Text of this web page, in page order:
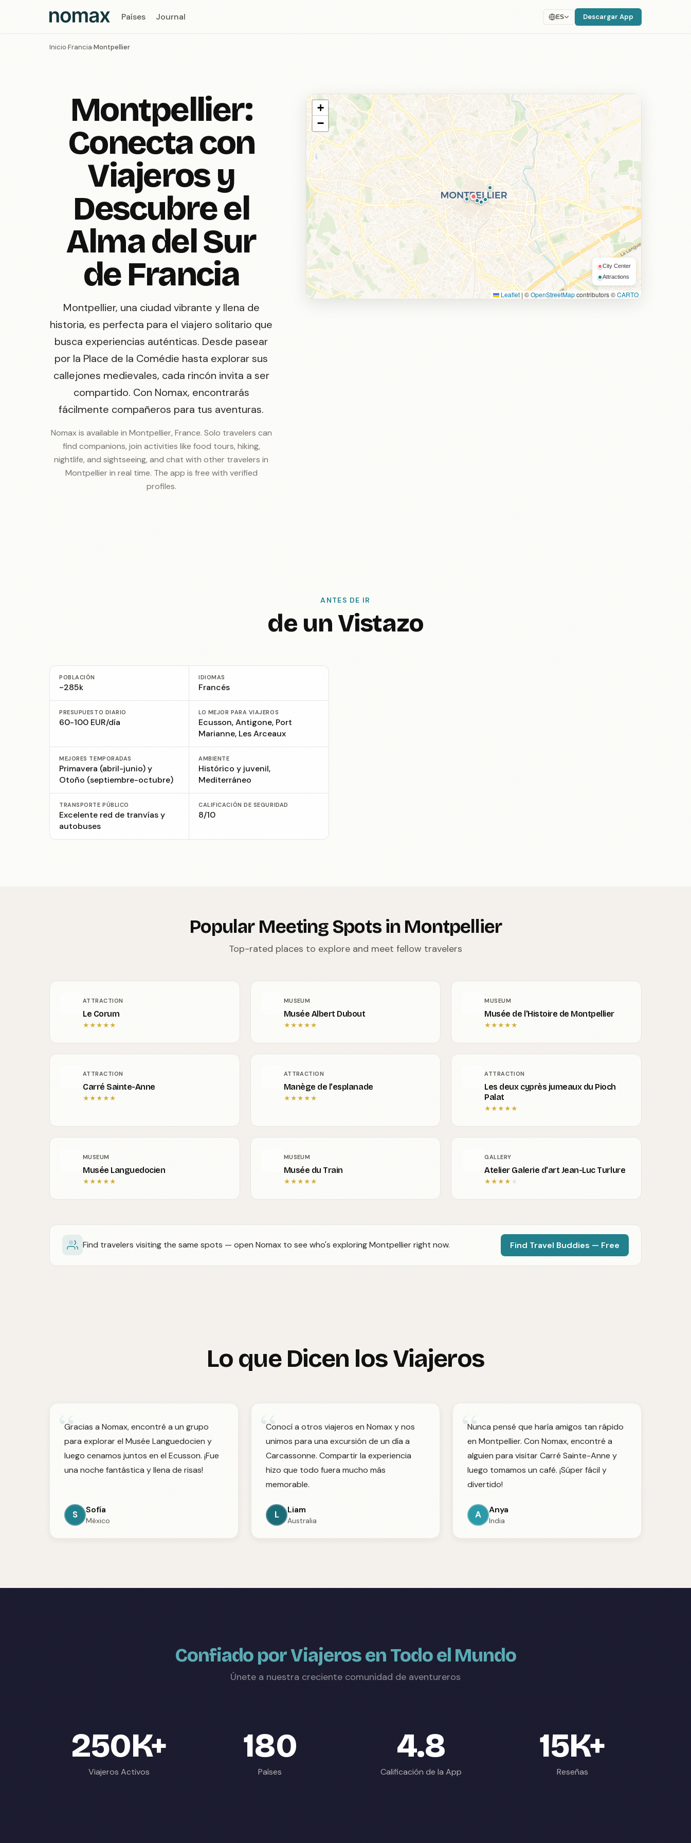
Países Journal ES Descargar App
Inicio›Francia›Montpellier
Montpellier:
Conecta con
Viajeros y
Descubre el
Alma del Sur
de Francia
Montpellier, una ciudad vibrante y llena de
historia, es perfecta para el viajero solitario que
busca experiencias auténticas. Desde pasear
por la Place de la Comédie hasta explorar sus
callejones medievales, cada rincón invita a ser
compartido. Con Nomax, encontrarás
fácilmente compañeros para tus aventuras.
Nomax is available in Montpellier, France. Solo travelers can
find companions, join activities like food tours, hiking,
nightlife, and sightseeing, and chat with other travelers in
Montpellier in real time. The app is free with verified
profiles.
+
−
City Center
Attractions
Leaflet | ©OpenStreetMapcontributors ©CARTO
ANTES DE IR
de un Vistazo
POBLACIÓN
~285k
IDIOMAS
Francés
PRESUPUESTO DIARIO
60-100 EUR/día
LO MEJOR PARA VIAJEROS
Ecusson, Antigone, Port
Marianne, Les Arceaux
MEJORES TEMPORADAS
Primavera (abril-junio) y
Otoño (septiembre-octubre)
AMBIENTE
Histórico y juvenil,
Mediterráneo
TRANSPORTE PÚBLICO
Excelente red de tranvías y
autobuses
CALIFICACIÓN DE SEGURIDAD
8/10
Popular Meeting Spots in Montpellier
Top-rated places to explore and meet fellow travelers
ATTRACTION
Le Corum
★★★★★
MUSEUM
Musée Albert Dubout
★★★★★
MUSEUM
Musée de l'Histoire de Montpellier
★★★★★
ATTRACTION
Carré Sainte-Anne
★★★★★
ATTRACTION
Manège de l'esplanade
★★★★★
ATTRACTION
Les deux cyprès jumeaux du Pioch
Palat
★★★★★
MUSEUM
Musée Languedocien
★★★★★
MUSEUM
Musée du Train
★★★★★
GALLERY
Atelier Galerie d'art Jean-Luc Turlure
★★★★ ★
Find travelers visiting the same spots — open Nomax to see who's exploring Montpellier right now. Find Travel Buddies — Free
Lo que Dicen los Viajeros
“
Gracias a Nomax, encontré a un grupo
para explorar el Musée Languedocien y
luego cenamos juntos en el Ecusson. ¡Fue
una noche fantástica y llena de risas!
S Sofía
México
“
Conocí a otros viajeros en Nomax y nos
unimos para una excursión de un día a
Carcassonne. Compartir la experiencia
hizo que todo fuera mucho más
memorable.
L Liam
Australia
“
Nunca pensé que haría amigos tan rápido
en Montpellier. Con Nomax, encontré a
alguien para visitar Carré Sainte-Anne y
luego tomamos un café. ¡Súper fácil y
divertido!
A Anya
India
Confiado por Viajeros en Todo el Mundo
Únete a nuestra creciente comunidad de aventureros
250K+
Viajeros Activos
180
Países
4.8
Calificación de la App
15K+
Reseñas